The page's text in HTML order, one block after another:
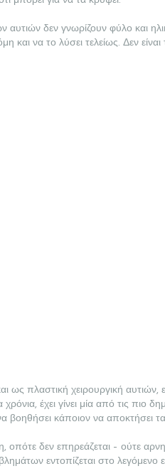
δεν γνωρίζουν φύλο και
να το λύσει τελείως. Δεν είναι
πλαστική χειρουργική αυτιών,
έχει γίνει μία από τις πιο
βοηθήσει κάποιον να αποκτήσει
οπότε δεν επηρεάζεται – ούτε
εντοπίζεται στο λεγόμενο